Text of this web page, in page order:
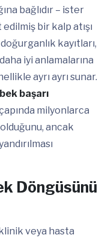
bağlıdır – ister
bir kalp atışı
kayıtları,
iyi anlamalarına
ayrı ayrı sunar.
başarı
milyonlarca
ancak
Döngüsünü
veya hasta